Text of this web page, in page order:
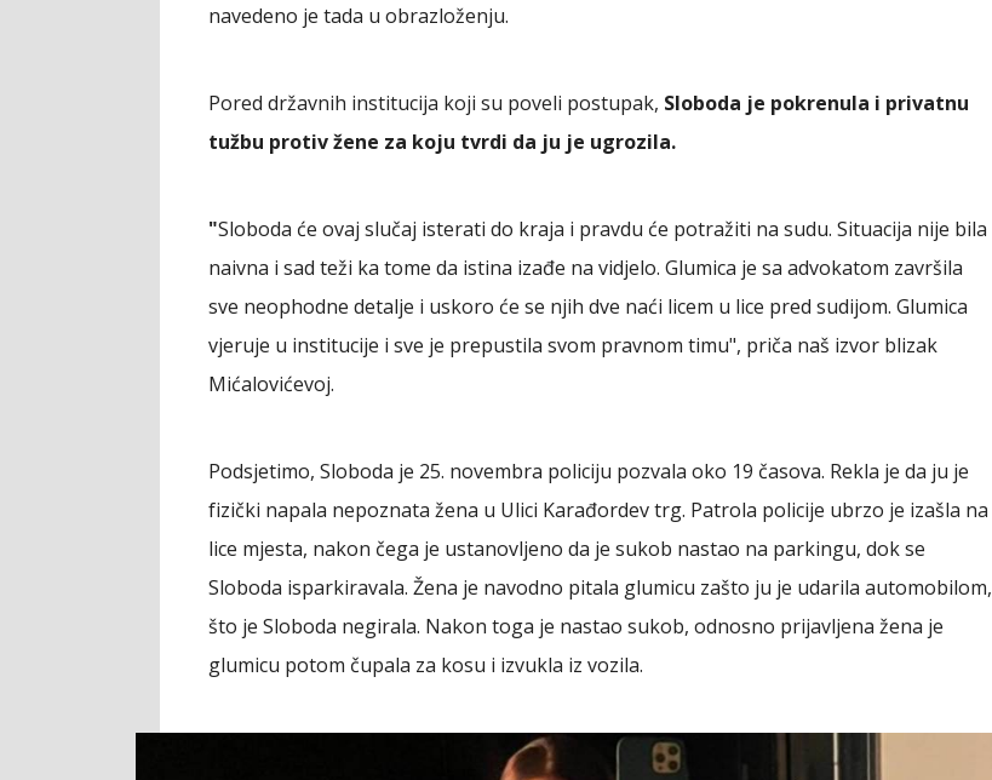
navedeno je tada u obrazloženju.
Pored državnih institucija koji su poveli postupak, Sloboda je pokrenula i privatnu
tužbu protiv žene za koju tvrdi da ju je ugrozila.
"Sloboda će ovaj slučaj isterati do kraja i pravdu će potražiti na sudu. Situacija nije bila
naivna i sad teži ka tome da istina izađe na vidjelo. Glumica je sa advokatom završila
sve neophodne detalje i uskoro će se njih dve naći licem u lice pred sudijom. Glumica
vjeruje u institucije i sve je prepustila svom pravnom timu", priča naš izvor blizak
Mićalovićevoj.
Podsjetimo, Sloboda je 25. novembra policiju pozvala oko 19 časova. Rekla je da ju je
fizički napala nepoznata žena u Ulici Karađordev trg. Patrola policije ubrzo je izašla na
lice mjesta, nakon čega je ustanovljeno da je sukob nastao na parkingu, dok se
Sloboda isparkiravala. Žena je navodno pitala glumicu zašto ju je udarila automobilom,
što je Sloboda negirala. Nakon toga je nastao sukob, odnosno prijavljena žena je
glumicu potom čupala za kosu i izvukla iz vozila.